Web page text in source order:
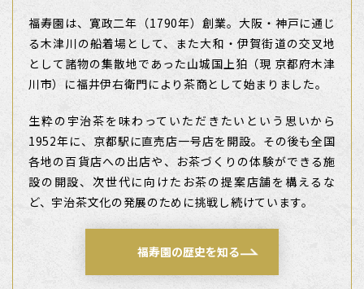
福寿園は、寛政二年（1790年）創業。大阪・神戸に通じ
る木津川の船着場として、また大和・伊賀街道の交叉地
として諸物の集散地であった山城国上狛（現 京都府木津
川市）に福井伊右衛門により茶商として始まりました。
生粋の宇治茶を味わっていただきたいという思いから
1952年に、京都駅に直売店一号店を開設。その後も全国
各地の百貨店への出店や、お茶づくりの体験ができる施
設の開設、次世代に向けたお茶の提案店舗を構えるな
ど、宇治茶文化の発展のために挑戦し続けています。
福寿園の歴史を知る